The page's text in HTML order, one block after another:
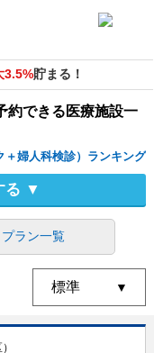
3.5%貯まる！
約できる医療施設一
＋婦人科検診）ランキング
る ▼
プラン一覧